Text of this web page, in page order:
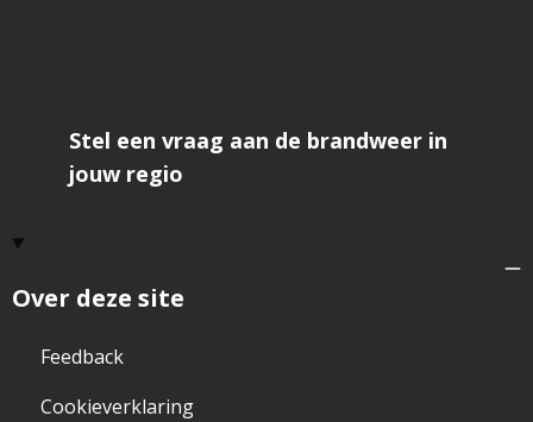
Over deze site
Feedback
Cookieverklaring
Stel een vraag aan de brandweer in
jouw regio